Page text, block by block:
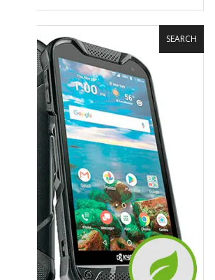
SEARCH